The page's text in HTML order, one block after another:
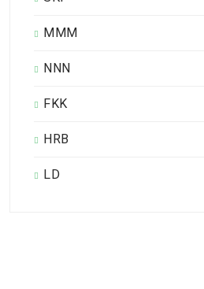
MMM
NNN
FKK
HRB
LD